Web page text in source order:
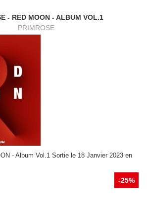
- RED MOON - ALBUM VOL.1
PRIMROSE
- Album Vol.1 Sortie le 18 Janvier 2023 en
-25%